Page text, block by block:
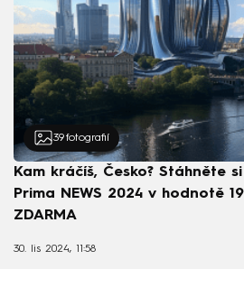
39 fotografií
Kam kráčíš, Česko? Stáhněte
Prima NEWS 2024 v hodnotě
ZDARMA
30. lis 2024, 11:58